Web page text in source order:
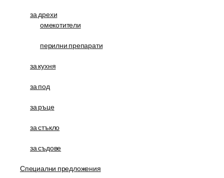
за дрехи
омекотители
перилни препарати
за кухня
за под
за ръце
за стъкло
за съдове
Специални предложения